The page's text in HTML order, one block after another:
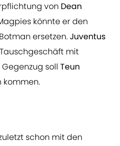
von Dean
könnte er den
ersetzen.Juventus
mit
soll Teun
kommen.
schon mit den